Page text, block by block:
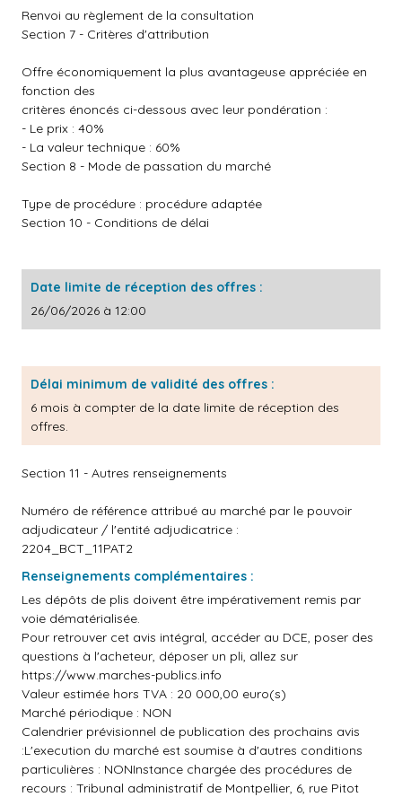
Renvoi au règlement de la consultation
Section 7 - Critères d'attribution
Offre économiquement la plus avantageuse appréciée en
fonction des
critères énoncés ci-dessous avec leur pondération :
- Le prix : 40%
- La valeur technique : 60%
Section 8 - Mode de passation du marché
Type de procédure : procédure adaptée
Section 10 - Conditions de délai
Date limite de réception des offres :
26/06/2026 à 12:00
Délai minimum de validité des offres :
6 mois à compter de la date limite de réception des
offres.
Section 11 - Autres renseignements
Numéro de référence attribué au marché par le pouvoir
adjudicateur / l'entité adjudicatrice :
2204_BCT_11PAT2
Renseignements complémentaires :
Les dépôts de plis doivent être impérativement remis par
voie dématérialisée.
Pour retrouver cet avis intégral, accéder au DCE, poser des
questions à l'acheteur, déposer un pli, allez sur
https://www.marches-publics.info
Valeur estimée hors TVA : 20 000,00 euro(s)
Marché périodique : NON
Calendrier prévisionnel de publication des prochains avis
:L'execution du marché est soumise à d'autres conditions
particulières : NONInstance chargée des procédures de
recours : Tribunal administratif de Montpellier, 6, rue Pitot